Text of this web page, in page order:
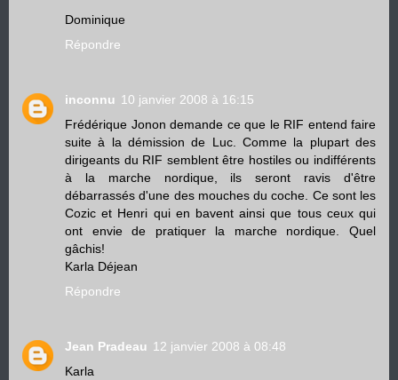
Dominique
Répondre
inconnu 10 janvier 2008 à 16:15
Frédérique Jonon demande ce que le RIF entend faire
suite à la démission de Luc. Comme la plupart des
dirigeants du RIF semblent être hostiles ou indifférents
à la marche nordique, ils seront ravis d'être
débarrassés d'une des mouches du coche. Ce sont les
Cozic et Henri qui en bavent ainsi que tous ceux qui
ont envie de pratiquer la marche nordique. Quel
gâchis!
Karla Déjean
Répondre
Jean Pradeau 12 janvier 2008 à 08:48
Karla